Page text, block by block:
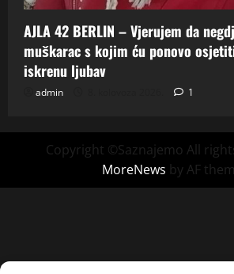
AJLA 42 BERLIN – Vjerujem da
muškarac s kojim ću ponovo
iskrenu ljubav
admin 1
Copyright ©Saznajemo All
MoreNews by AF